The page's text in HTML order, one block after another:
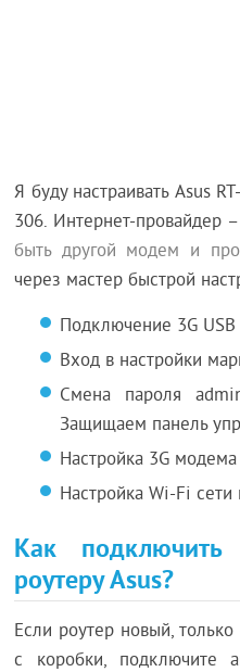
Я буду настраивать Asus
306. Интернет-провайдер
быть другой модем и
через мастер быстрой
Подключение 3G
Вход в настройки
Смена пароля
Защищаем панель
Настройка 3G
Настройка Wi-Fi сети
Как
роутеру Asus?
Если роутер новый, только
с коробки, подключите